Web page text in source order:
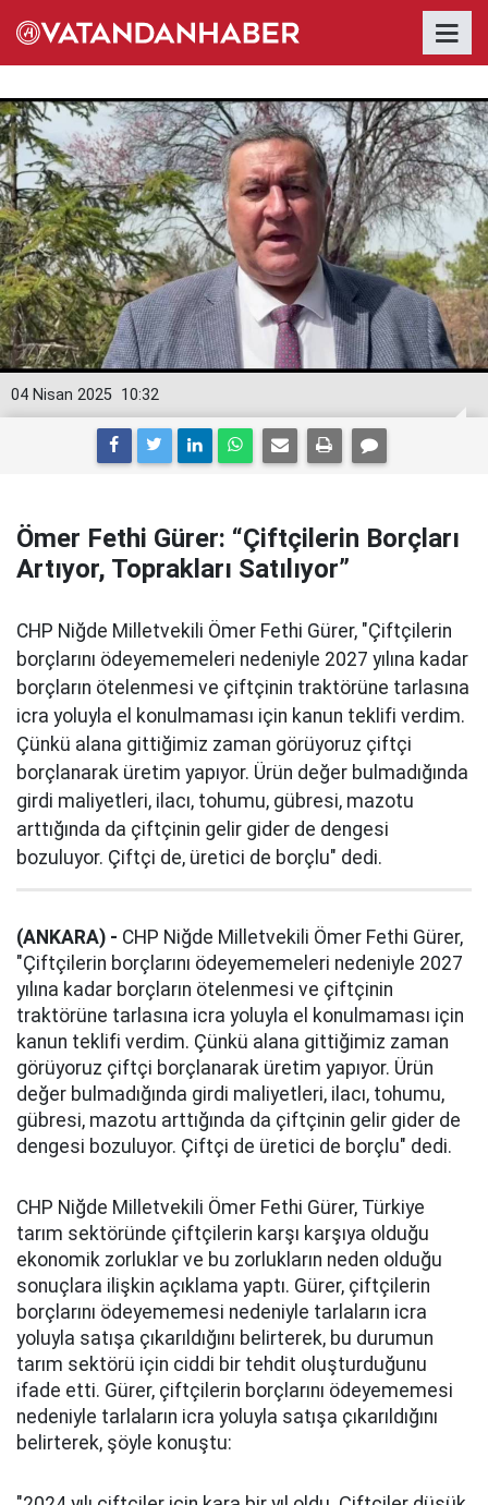
10:32
04 Nisan 2025
Ömer Fethi Gürer: “Çiftçilerin Borçları
Artıyor, Toprakları Satılıyor”
CHP Niğde Milletvekili Ömer Fethi Gürer, "Çiftçilerin
borçlarını ödeyememeleri nedeniyle 2027 yılına kadar
borçların ötelenmesi ve çiftçinin traktörüne tarlasına
icra yoluyla el konulmaması için kanun teklifi verdim.
Çünkü alana gittiğimiz zaman görüyoruz çiftçi
borçlanarak üretim yapıyor. Ürün değer bulmadığında
girdi maliyetleri, ilacı, tohumu, gübresi, mazotu
arttığında da çiftçinin gelir gider de dengesi
bozuluyor. Çiftçi de, üretici de borçlu" dedi.
(ANKARA) - CHP Niğde Milletvekili Ömer Fethi Gürer,
"Çiftçilerin borçlarını ödeyememeleri nedeniyle 2027
yılına kadar borçların ötelenmesi ve çiftçinin
traktörüne tarlasına icra yoluyla el konulmaması için
kanun teklifi verdim. Çünkü alana gittiğimiz zaman
görüyoruz çiftçi borçlanarak üretim yapıyor. Ürün
değer bulmadığında girdi maliyetleri, ilacı, tohumu,
gübresi, mazotu arttığında da çiftçinin gelir gider de
dengesi bozuluyor. Çiftçi de üretici de borçlu" dedi.
CHP Niğde Milletvekili Ömer Fethi Gürer, Türkiye
tarım sektöründe çiftçilerin karşı karşıya olduğu
ekonomik zorluklar ve bu zorlukların neden olduğu
sonuçlara ilişkin açıklama yaptı. Gürer, çiftçilerin
borçlarını ödeyememesi nedeniyle tarlaların icra
yoluyla satışa çıkarıldığını belirterek, bu durumun
tarım sektörü için ciddi bir tehdit oluşturduğunu
ifade etti. Gürer, çiftçilerin borçlarını ödeyememesi
nedeniyle tarlaların icra yoluyla satışa çıkarıldığını
belirterek, şöyle konuştu: